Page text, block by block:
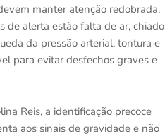
manter atenção redobrada,
de alerta estão falta de ar, chiado
da pressão arterial, tontura e
para evitar desfechos graves e
Reis, a identificação precoce
aos sinais de gravidade e não